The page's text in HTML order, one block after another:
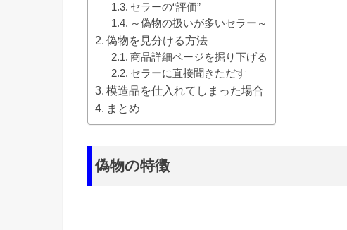
セラーの“評価”
～偽物の扱いが多いセラー～
偽物を見分ける方法
商品詳細ページを掘り下げる
セラーに直接聞きただす
模造品を仕入れてしまった場合
まとめ
偽物の特徴